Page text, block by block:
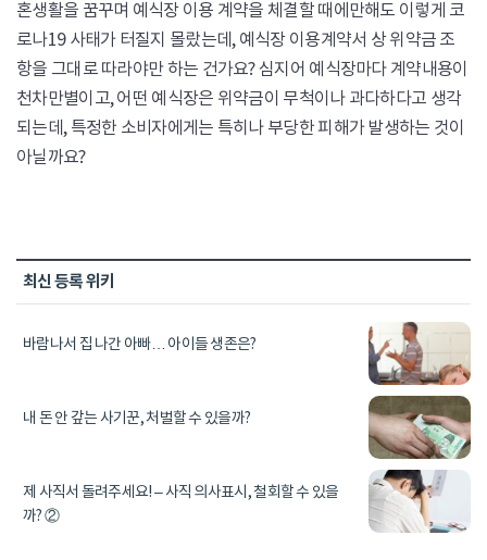
혼생활을 꿈꾸며 예식장 이용 계약을 체결할 때에만해도 이렇게 코
로나19 사태가 터질지 몰랐는데, 예식장 이용계약서 상 위약금 조
항을 그대로 따라야만 하는 건가요? 심지어 예식장마다 계약내용이
천차만별이고, 어떤 예식장은 위약금이 무척이나 과다하다고 생각
되는데, 특정한 소비자에게는 특히나 부당한 피해가 발생하는 것이
아닐까요?
최신 등록 위키
바람나서 집 나간 아빠… 아이들 생존은?
내 돈 안 갚는 사기꾼, 처벌할 수 있을까?
제 사직서 돌려주세요! – 사직 의사표시, 철회할 수 있을
까? ②